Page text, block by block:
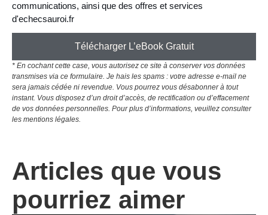
communications, ainsi que des offres et services
d'echecsauroi.fr
Télécharger L’eBook Gratuit
* En cochant cette case, vous autorisez ce site à conserver vos données
transmises via ce formulaire. Je hais les spams : votre adresse e-mail ne
sera jamais cédée ni revendue. Vous pourrez vous désabonner à tout
instant. Vous disposez d’un droit d’accès, de rectification ou d’effacement
de vos données personnelles. Pour plus d’informations, veuillez consulter
les mentions légales.
Articles que vous
pourriez aimer